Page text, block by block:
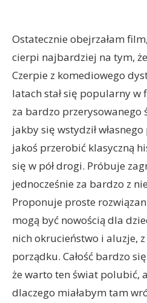
Ostatecznie obejrzałam
cierpi najbardziej na tym,
Czerpie z komediowego
latach stał się popularny w
za bardzo przerysowanego
jakby się wstydził
jakoś przerobić klasyczną
się w pół drogi. Próbuje
jednocześnie za bardzo z
Proponuje proste
mogą być nowością dla
nich okrucieństwo i aluzje, z
porządku. Całość bardzo
że warto ten świat polubić,
dlaczego miałabym tam